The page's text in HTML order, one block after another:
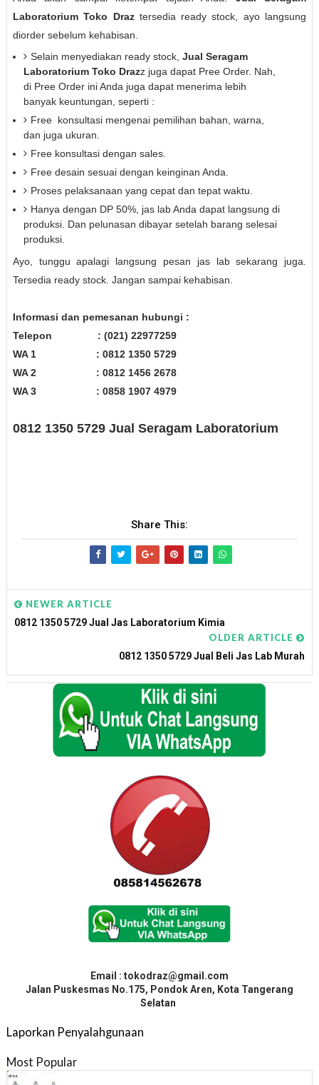
Laboratorium Toko Draztersedia ready stock, ayo langsung
diorder sebelum kehabisan.
Selain menyediakan ready stock, Jual Seragam
Laboratorium Toko Drazz juga dapat Pree Order. Nah,
di Pree Order ini Anda juga dapat menerima lebih
banyak keuntungan, seperti :
Free konsultasi mengenai pemilihan bahan, warna,
dan juga ukuran.
Freekonsultasi dengan sales.
Freedesain sesuai dengan keinginan Anda.
Proses pelaksanaan yang cepat dan tepat waktu.
Hanya dengan DP 50%, jas lab Anda dapat langsung di
produksi. Dan pelunasan dibayar setelah barang selesai
produksi.
Ayo, tunggu apalagi langsung pesan jas lab sekarang juga.
Tersedia ready stock. Jangan sampai kehabisan.
Informasi dan pemesanan hubungi :
Telepon
: (021) 22977259
WA 1
: 0812 1350 5729
WA 2
: 0812 1456 2678
WA 3
: 0858 1907 4979
0812 1350 5729 Jual Seragam Laboratorium
Share This:
NEWER ARTICLE
0812 1350 5729 Jual Jas Laboratorium Kimia
OLDER ARTICLE
0812 1350 5729 Jual Beli Jas Lab Murah
Email : tokodraz@gmail.com
Jalan Puskesmas No.175, Pondok Aren, Kota Tangerang
Selatan
Laporkan Penyalahgunaan
Most Popular